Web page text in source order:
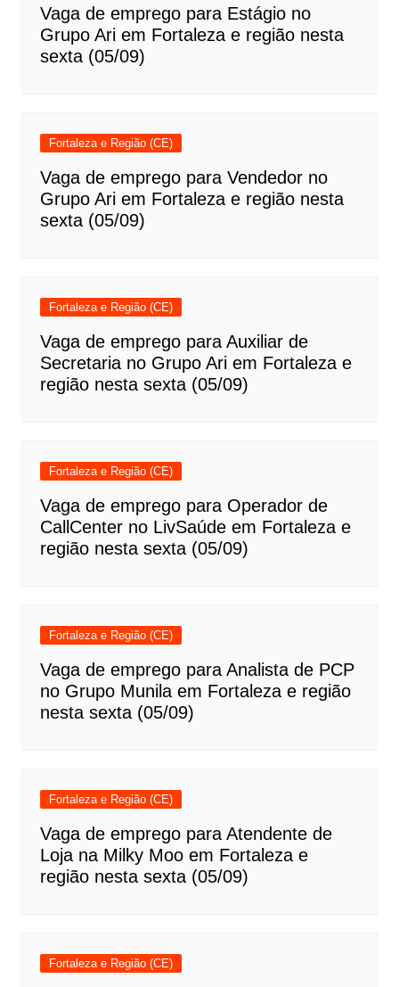
Vaga de emprego para Estágio no
Grupo Ari em Fortaleza e região nesta
sexta (05/09)
Fortaleza e Região (CE)
Vaga de emprego para Vendedor no
Grupo Ari em Fortaleza e região nesta
sexta (05/09)
Fortaleza e Região (CE)
Vaga de emprego para Auxiliar de
Secretaria no Grupo Ari em Fortaleza e
região nesta sexta (05/09)
Fortaleza e Região (CE)
Vaga de emprego para Operador de
CallCenter no LivSaúde em Fortaleza e
região nesta sexta (05/09)
Fortaleza e Região (CE)
Vaga de emprego para Analista de PCP
no Grupo Munila em Fortaleza e região
nesta sexta (05/09)
Fortaleza e Região (CE)
Vaga de emprego para Atendente de
Loja na Milky Moo em Fortaleza e
região nesta sexta (05/09)
Fortaleza e Região (CE)